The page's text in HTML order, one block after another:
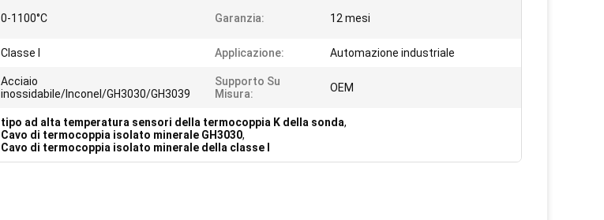
0-1100°C Garanzia: 12 mesi
Classe I Applicazione: Automazione industriale
Acciaio
inossidabile/Inconel/GH3030/GH3039
Supporto Su
Misura:
OEM
tipo ad alta temperatura sensori della termocoppia K della sonda,
Cavo di termocoppia isolato minerale GH3030,
Cavo di termocoppia isolato minerale della classe I